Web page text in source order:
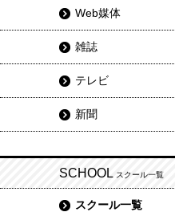
Web媒体
雑誌
テレビ
新聞
SCHOOL スクール一覧
スクール一覧